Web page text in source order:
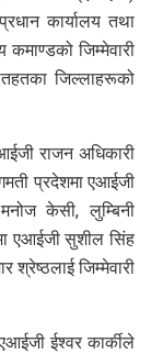
कार्यालय तथा
कमाण्डको जिम्मेवारी
जिल्लाहरूको
राजन अधिकारी
प्रदेशमा एआईजी
केसी, लुम्बिनी
एआईजी सुशील सिंह
श्रेष्ठलाई जिम्मेवारी
ईश्वर कार्कीले